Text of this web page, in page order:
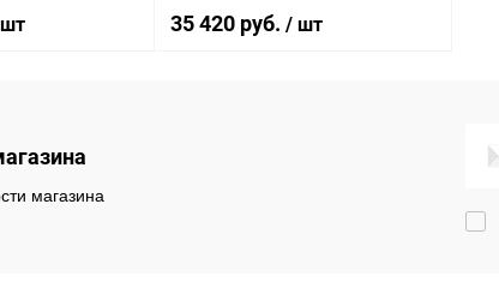
35 420 руб. / шт
магазина